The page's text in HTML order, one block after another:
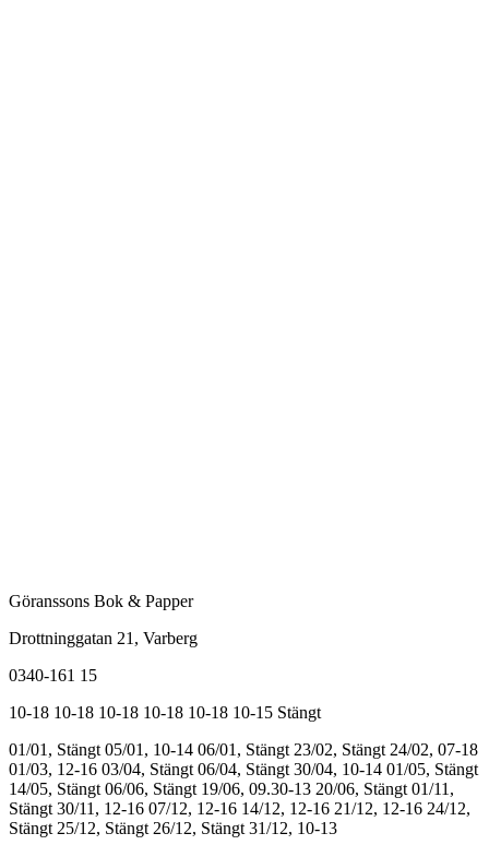
Göranssons Bok & Papper
Drottninggatan 21 , Varberg
0340-161 15
10-18 10-18 10-18 10-18 10-18 10-15 Stängt
01/01, Stängt 05/01, 10-14 06/01, Stängt 23/02, Stängt 24/02, 07-18
01/03, 12-16 03/04, Stängt 06/04, Stängt 30/04, 10-14 01/05, Stängt
14/05, Stängt 06/06, Stängt 19/06, 09.30-13 20/06, Stängt 01/11,
Stängt 30/11, 12-16 07/12, 12-16 14/12, 12-16 21/12, 12-16 24/12,
Stängt 25/12, Stängt 26/12, Stängt 31/12, 10-13